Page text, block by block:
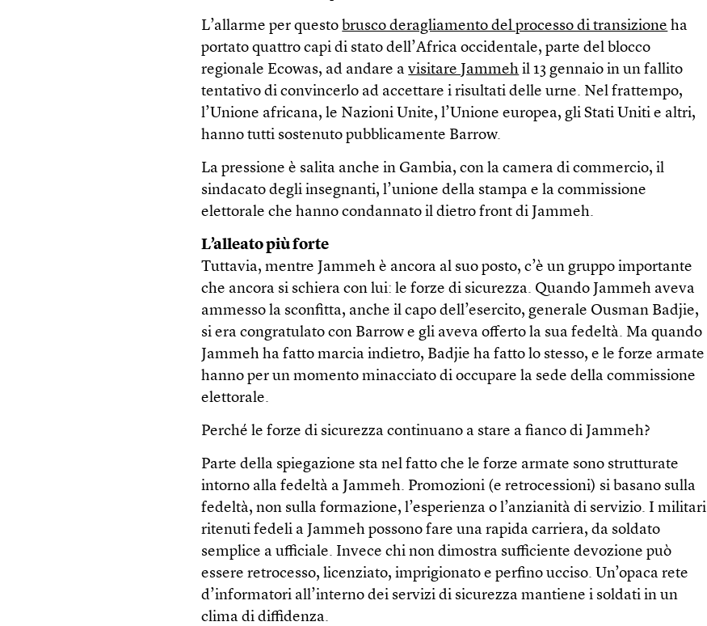
L’allarme per questo brusco deragliamento del processo di transizione ha
portato quattro capi di stato dell’Africa occidentale, parte del blocco
regionale Ecowas, ad andare avisitare Jammeh il 13 gennaio in un fallito
tentativo di convincerlo ad accettare i risultati delle urne. Nel frattempo,
l’Unione africana, le Nazioni Unite, l’Unione europea, gli Stati Uniti e altri,
hanno tutti sostenuto pubblicamente Barrow.
La pressione è salita anche in Gambia, con la camera di commercio, il
sindacato degli insegnanti, l’unione della stampa e la commissione
elettorale che hanno condannato il dietro front di Jammeh.
L’alleato più forte
Tuttavia, mentre Jammeh è ancora al suo posto, c’è un gruppo importante
che ancora si schiera con lui: le forze di sicurezza. Quando Jammeh aveva
ammesso la sconfitta, anche il capo dell’esercito, generale Ousman Badjie,
si era congratulato con Barrow e gli aveva offerto la sua fedeltà. Ma quando
Jammeh ha fatto marcia indietro, Badjie ha fatto lo stesso, e le forze armate
hanno per un momento minacciato di occupare la sede della commissione
elettorale.
Perché le forze di sicurezza continuano a stare a fianco di Jammeh?
Parte della spiegazione sta nel fatto che le forze armate sono strutturate
intorno alla fedeltà a Jammeh. Promozioni (e retrocessioni) si basano sulla
fedeltà, non sulla formazione, l’esperienza o l’anzianità di servizio. I militari
ritenuti fedeli a Jammeh possono fare una rapida carriera, da soldato
semplice a ufficiale. Invece chi non dimostra sufficiente devozione può
essere retrocesso, licenziato, imprigionato e perfino ucciso. Un’opaca rete
d’informatori all’interno dei servizi di sicurezza mantiene i soldati in un
clima di diffidenza.